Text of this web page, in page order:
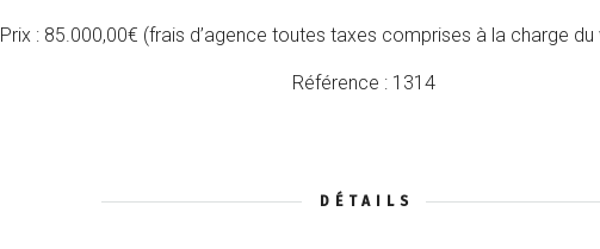
Prix : 85.000,00€ (frais d’agence toutes taxes comprises à la charge du
Référence : 1314
DÉTAILS